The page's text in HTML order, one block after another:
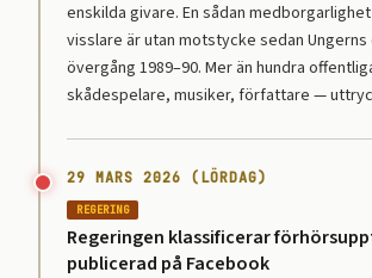
enskilda givare. En sådan
visslare är utan motstycke sedan
övergång 1989–90. Mer än hundra
skådespelare, musiker, författare —
29 MARS 2026 (LÖRDAG)
REGERING
Regeringen klassificerar
publicerad på Facebook